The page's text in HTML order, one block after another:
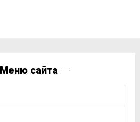
Меню сайта